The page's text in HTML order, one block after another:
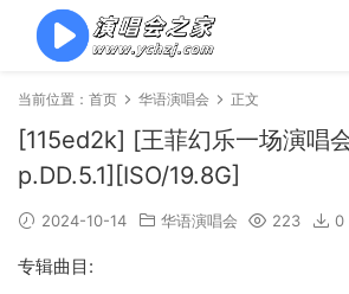
当前位置： 首页 华语演唱会 正文
[115ed2k] [王菲幻乐一场演唱
p.DD.5.1][ISO/19.8G]
2024-10-14 华语演唱会 223 0
专辑曲目: